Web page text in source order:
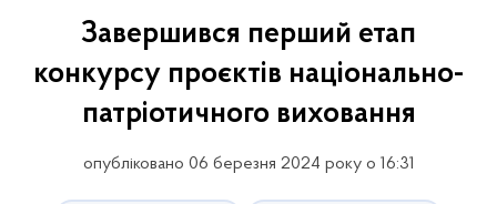
Завершився перший етап
конкурсу проєктів національно-
патріотичного виховання
опубліковано 06 березня 2024 року о 16:31